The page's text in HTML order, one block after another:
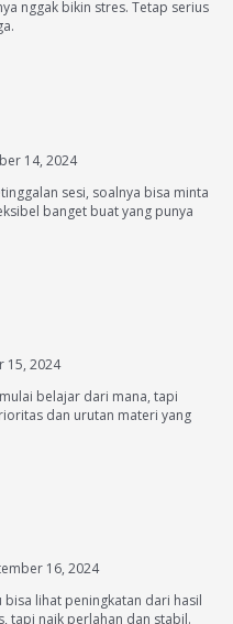
nggak bikin stres. Tetap serius
14, 2024
sesi, soalnya bisa minta
banget buat yang punya
15, 2024
belajar dari mana, tapi
dan urutan materi yang
16, 2024
bisa lihat peningkatan dari hasil
tapi naik perlahan dan stabil.